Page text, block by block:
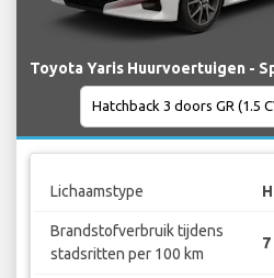
Toyota Yaris Huurvoertuigen -
Lichaamstype
Brandstofverbruik tijdens
stadsritten per 100 km
7